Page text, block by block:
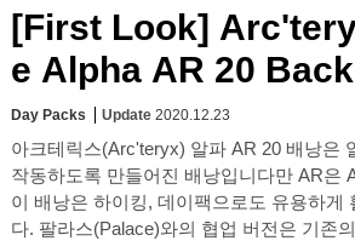
[First Look]
e Alpha AR 20
Day Packs Update 2020.12.23
아크테릭스(Arc'teryx) 알파 AR 20 배낭은
작동하도록 만들어진 배낭입니다만 AR은
이 배낭은 하이킹, 데이팩으로도 유용하게
다. 팔라스(Palace)와의 협업 버전은 기존